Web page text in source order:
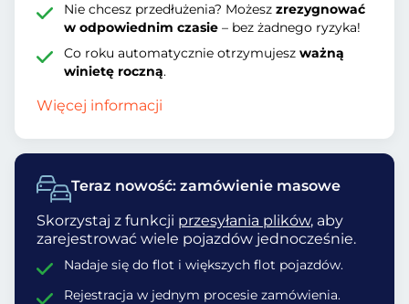
Teraz nowość: zamówienie masowe
Skorzystaj z funkcji przesyłania plików, aby
zarejestrować wiele pojazdów jednocześnie.
Nadaje się do flot i większych flot pojazdów.
Rejestracja w jednym procesie zamówienia.
Nie chcesz przedłużenia? Możeszzrezygnować
w odpowiednim czasie – bez żadnego ryzyka!
Co roku automatycznie otrzymujeszważną
winietę roczną.
Więcej informacji